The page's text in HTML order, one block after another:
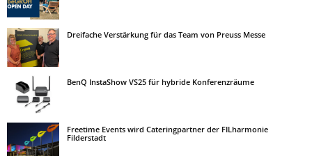
Dreifache Verstärkung für das Team von Preuss Messe
BenQ InstaShow VS25 für hybride Konferenzräume
Freetime Events wird Cateringpartner der FILharmonie
Filderstadt